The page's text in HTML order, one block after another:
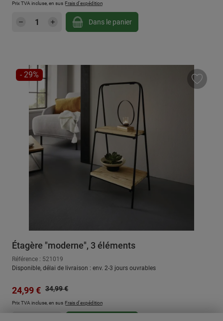
Prix TVA incluse, en sus Frais d'expédition
Quantité de produit : Entrez la quantité
Dans le panier
RÉDUCTION
- 29%
Étagère "moderne", 3 éléments
Référence : 521019
Disponible, délai de livraison : env. 2-3 jours ouvrables
Prix de vente :
24,99 € Prix régulier :
34,99 €
Prix TVA incluse, en sus Frais d'expédition